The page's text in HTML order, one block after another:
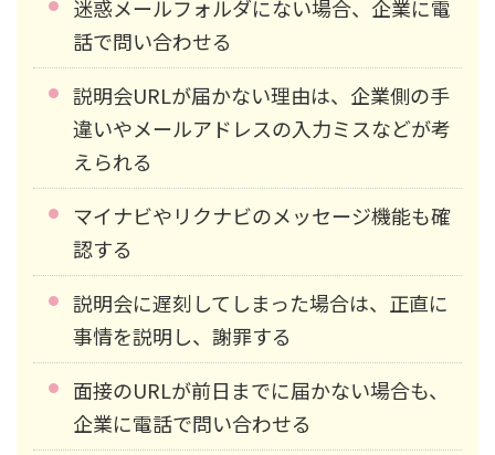
迷惑メールフォルダにない場合、企業に電
話で問い合わせる
説明会URLが届かない理由は、企業側の手
違いやメールアドレスの入力ミスなどが考
えられる
マイナビやリクナビのメッセージ機能も確
認する
説明会に遅刻してしまった場合は、正直に
事情を説明し、謝罪する
面接のURLが前日までに届かない場合も、
企業に電話で問い合わせる